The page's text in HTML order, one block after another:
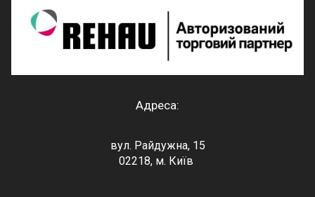
Адреса:
вул. Райдужна, 15
02218, м. Київ